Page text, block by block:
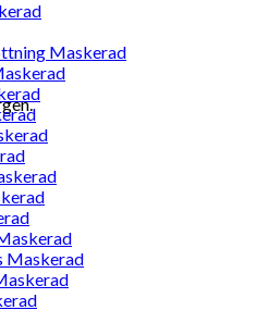
Maskerad
Maskerad